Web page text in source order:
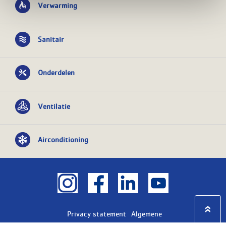
Verwarming
Sanitair
Onderdelen
Ventilatie
Airconditioning
Privacy statement
Algemene